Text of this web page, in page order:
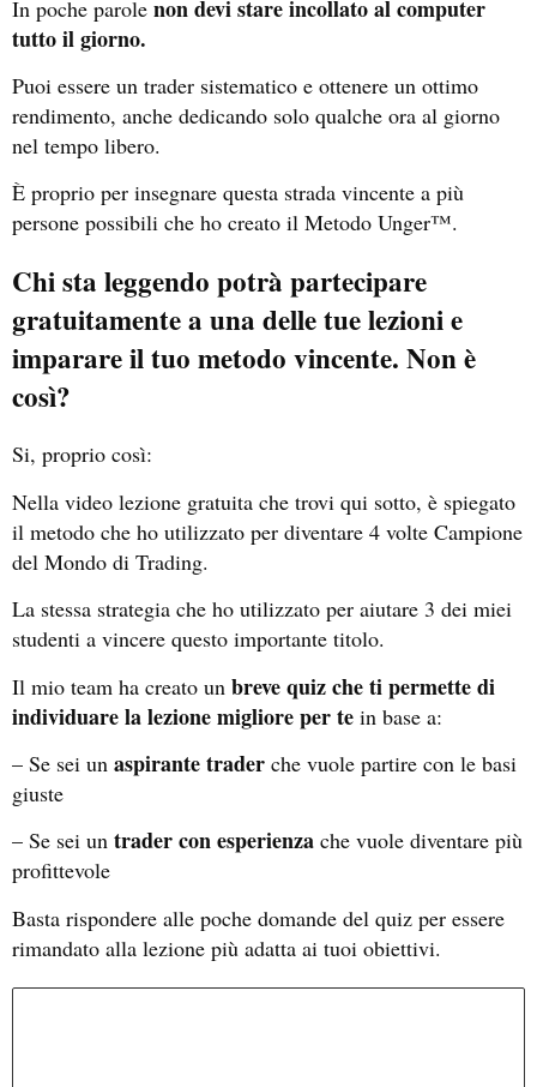
In poche parole non devi stare incollato al computer
tutto il giorno.
Puoi essere un trader sistematico e ottenere un ottimo
rendimento, anche dedicando solo qualche ora al giorno
nel tempo libero.
È proprio per insegnare questa strada vincente a più
persone possibili che ho creato il Metodo Unger™.
Chi sta leggendo potrà partecipare
gratuitamente a una delle tue lezioni e
imparare il tuo metodo vincente. Non è
così?
Si, proprio così:
Nella video lezione gratuita che trovi qui sotto, è spiegato
il metodo che ho utilizzato per diventare 4 volte Campione
del Mondo di Trading.
La stessa strategia che ho utilizzato per aiutare 3 dei miei
studenti a vincere questo importante titolo.
Il mio team ha creato un breve quiz che ti permette di
individuare la lezione migliore per te in base a:
– Se sei un aspirante trader che vuole partire con le basi
giuste
– Se sei un trader con esperienza che vuole diventare più
profittevole
Basta rispondere alle poche domande del quiz per essere
rimandato alla lezione più adatta ai tuoi obiettivi.